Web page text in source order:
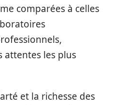
comparées à celles
attentes les plus
et la richesse des